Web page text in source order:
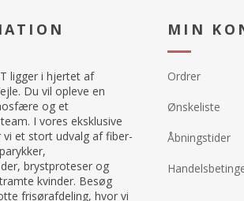
ligger i hjertet af
Du vil opleve en
og et
I vores eksklusive
et stort udvalg af fiber-
brystproteser og
kvinder. Besøg
frisørafdeling, hvor vi
MIN
Ordrer
Ønskeliste
Åbningstider